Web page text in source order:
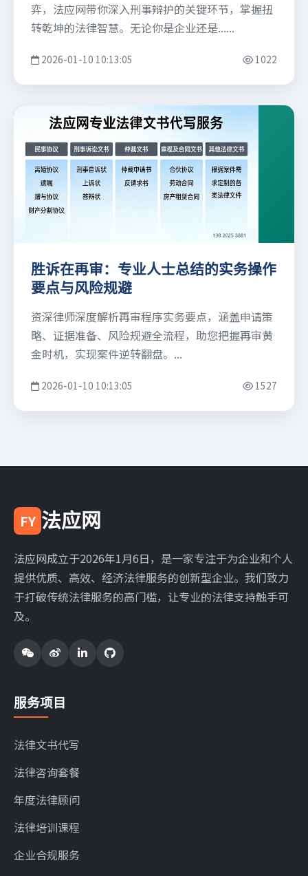
弈，法应网带你深入刑事辩护的关键环节，掌握扭
转乾坤的法律智慧。无论你是企业还是......
2026-01-10 10:13:05 1022
胜诉在再审：专业人士总结的实务操作
要点与风险规避
资深律师深度解析再审程序实务要点，涵盖申请策
略、证据准备、风险规避全流程，助您把握再审黄
金时机，实现案件逆转翻盘。...
2026-01-10 10:13:05 1527
FY 法应网
法应网成立于2026年1月6日，是一家专注于为企业和个人
提供优质、高效、经济法律服务的创新型企业。我们致力
于打破传统法律服务的高门槛，让专业的法律支持触手可
及。
服务项目
法律文书代写
法律咨询套餐
年度法律顾问
法律培训课程
企业合规服务